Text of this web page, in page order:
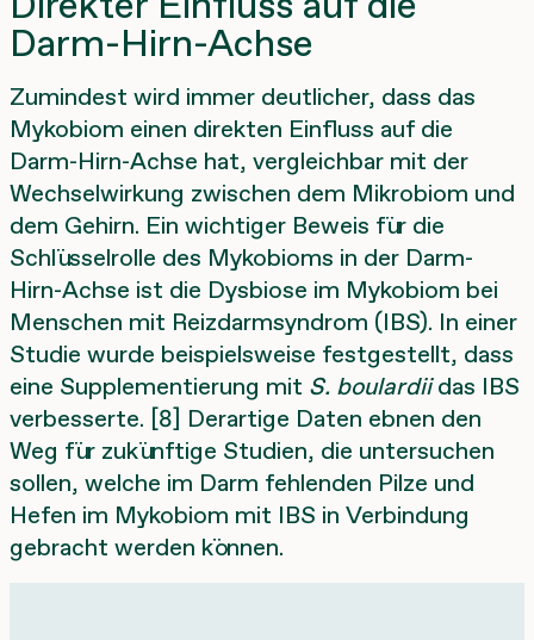
Darm-Hirn-Achse
Zumindest wird immer deutlicher, dass das
Mykobiom einen direkten Einfluss auf die
Darm-Hirn-Achse hat, vergleichbar mit der
Wechselwirkung zwischen dem Mikrobiom und
dem Gehirn. Ein wichtiger Beweis für die
Schlüsselrolle des Mykobioms in der Darm-
Hirn-Achse ist die Dysbiose im Mykobiom bei
Menschen mit Reizdarmsyndrom (IBS). In einer
Studie wurde beispielsweise festgestellt, dass
eine Supplementierung mit S. boulardiidas IBS
verbesserte. [8] Derartige Daten ebnen den
Weg für zukünftige Studien, die untersuchen
sollen, welche im Darm fehlenden Pilze und
Hefen im Mykobiom mit IBS in Verbindung
gebracht werden können.